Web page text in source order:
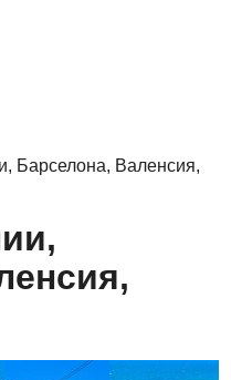
Барселона, Валенсия,